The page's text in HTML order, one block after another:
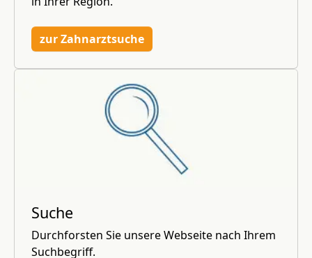
zur Zahnarztsuche
Suche
Durchforsten Sie unsere Webseite nach Ihrem
Suchbegriff.